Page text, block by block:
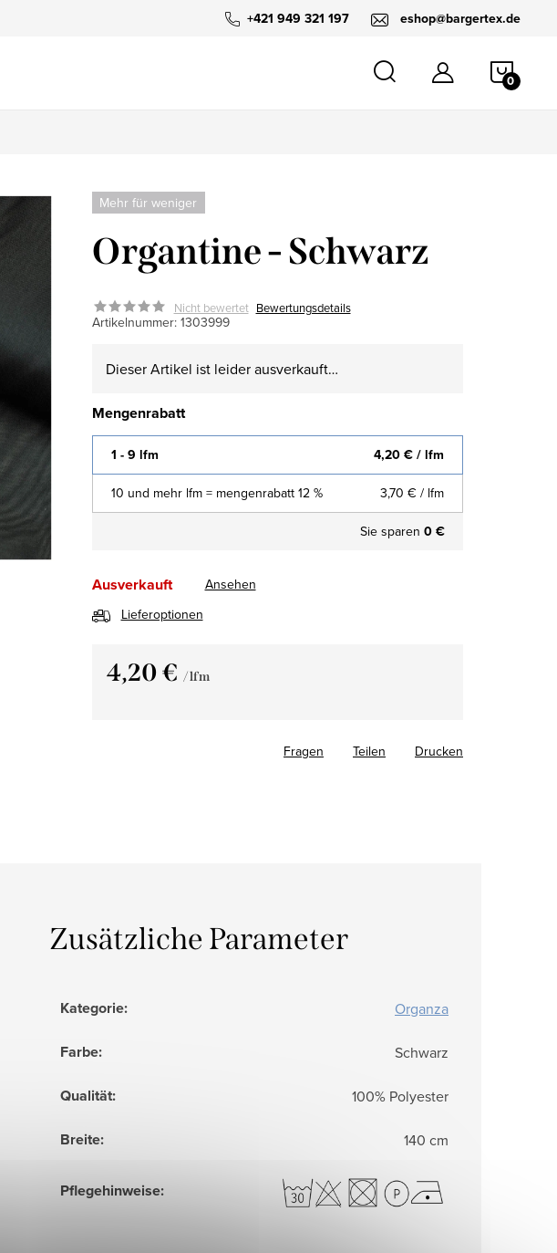
+421 949 321 197 eshop@bargertex.de
Mehr für weniger
Organtine - Schwarz
Nicht bewertet Bewertungsdetails
Artikelnummer: 1303999
Dieser Artikel ist leider ausverkauft…
Mengenrabatt
1 - 9 lfm 4,20 €/ lfm
10 und mehr lfm = mengenrabatt 12 % 3,70 € / lfm
Sie sparen 0 €
Ausverkauft
Ansehen
Lieferoptionen
4,20 € / lfm
Drucken
Fragen Teilen
Zusätzliche Parameter
Kategorie: Organza
Farbe: Schwarz
Qualität: 100% Polyester
Breite: 140 cm
Pflegehinweise: